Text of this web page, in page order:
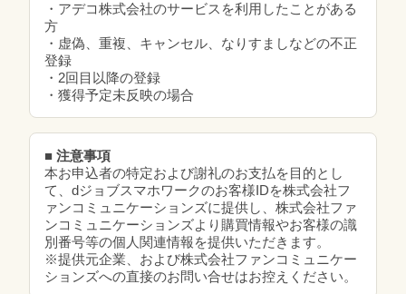
・アデコ株式会社のサービスを利用したことがある
方
・虚偽、重複、キャンセル、なりすましなどの不正
登録
・2回目以降の登録
・獲得予定未反映の場合
■ 注意事項
本お申込者の特定および謝礼のお支払を目的とし
て、dジョブスマホワークのお客様IDを株式会社フ
ァンコミュニケーションズに提供し、株式会社ファ
ンコミュニケーションズより購買情報やお客様の識
別番号等の個人関連情報を提供いただきます。
※提供元企業、および株式会社ファンコミュニケー
ションズへの直接のお問い合せはお控えください。